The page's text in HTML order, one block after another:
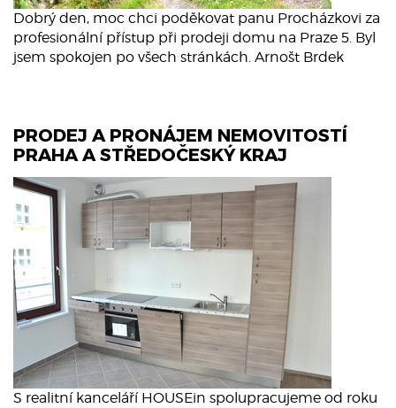
Dobrý den, moc chci poděkovat panu Procházkovi za
profesionální přístup při prodeji domu na Praze 5. Byl
jsem spokojen po všech stránkách. Arnošt Brdek
PRODEJ A PRONÁJEM NEMOVITOSTÍ
PRAHA A STŘEDOČESKÝ KRAJ
S realitní kanceláří HOUSEin spolupracujeme od roku